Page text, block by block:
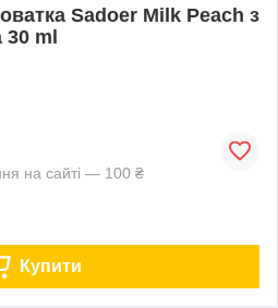
Sadoer Milk Peach з
30 ml
на сайті — 100 ₴
Купити